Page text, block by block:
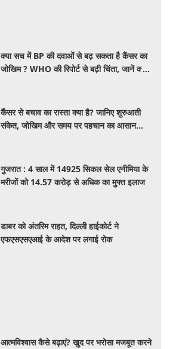
क्या सच में BP की दवाओं से बढ़ सकता है कैंसर का
जोखिम ? WHO की रिपोर्ट से बढ़ी चिंता, जानें क्या
कैंसर से बचाव का रास्ता क्या है? जानिए शुरुआती
संकेत, जोखिम और समय पर पहचान का आसान
गुजरात : 4 साल में 14925 सिकल सेल एनीमिया के
मरीजों को 14.57 करोड़ से अधिक का मुफ्त इलाज
डाबर को अंतरिम राहत, दिल्ली हाईकोर्ट ने
एफएसएसएआई के आदेश पर लगाई रोक
आत्मविश्वास कैसे बढ़ाएं? खुद पर भरोसा मजबूत करने